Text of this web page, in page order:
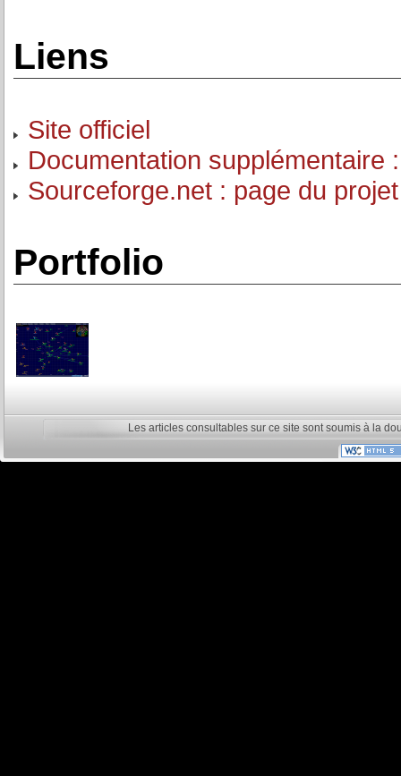
Liens
Site officiel
Documentation supplémentaire
Sourceforge.net : page du projet
Portfolio
Les articles consultables sur ce site sont soumis à la